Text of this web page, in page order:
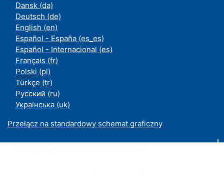
Dansk ‎(da)‎
Deutsch ‎(de)‎
English ‎(en)‎
Español - España ‎(es_es)‎
Español - Internacional ‎(es)‎
Français ‎(fr)‎
Polski ‎(pl)‎
Türkçe ‎(tr)‎
Русский ‎(ru)‎
Українська ‎(uk)‎
Przełącz na standardowy schemat graficzny